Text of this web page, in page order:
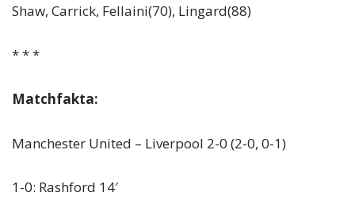
Shaw, Carrick, Fellaini(70), Lingard(88)
* * *
Matchfakta:
Manchester United – Liverpool 2-0 (2-0, 0-1)
1-0: Rashford 14′